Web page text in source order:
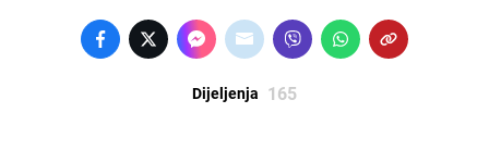
Dijeljenja 165